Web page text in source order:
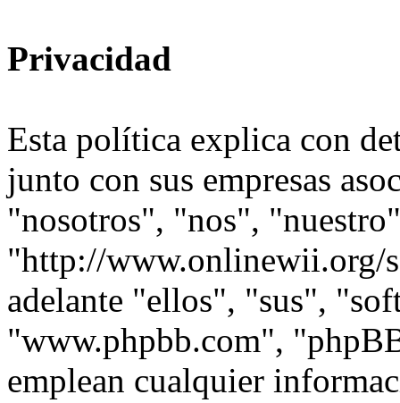
Privacidad
Esta política explica con
junto con sus empresas
"nosotros", "nos",
"http://www.onlinewii.org/
adelante "ellos", "sus",
"www.phpbb.com",
emplean cualquier